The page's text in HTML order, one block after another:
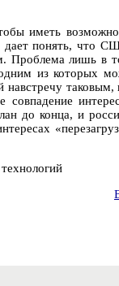
иметь
понять, что
Проблема лишь в
из которых
таковым,
до конца, и